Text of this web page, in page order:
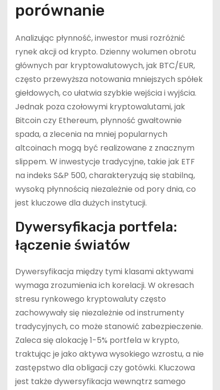
porównanie
Analizując płynność, inwestor musi rozróżnić
rynek akcji od krypto. Dzienny wolumen obrotu
głównych par kryptowalutowych, jak BTC/EUR,
często przewyższa notowania mniejszych spółek
giełdowych, co ułatwia szybkie wejścia i wyjścia.
Jednak poza czołowymi kryptowalutami, jak
Bitcoin czy Ethereum, płynność gwałtownie
spada, a zlecenia na mniej popularnych
altcoinach mogą być realizowane z znacznym
slippem. W inwestycje tradycyjne, takie jak ETF
na indeks S&P 500, charakteryzują się stabilną,
wysoką płynnością niezależnie od pory dnia, co
jest kluczowe dla dużych instytucji.
Dywersyfikacja portfela:
łączenie światów
Dywersyfikacja między tymi klasami aktywami
wymaga zrozumienia ich korelacji. W okresach
stresu rynkowego kryptowaluty często
zachowywały się niezależnie od instrumenty
tradycyjnych, co może stanowić zabezpieczenie.
Zaleca się alokację 1-5% portfela w krypto,
traktując je jako aktywa wysokiego wzrostu, a nie
zastępstwo dla obligacji czy gotówki. Kluczowa
jest także dywersyfikacja wewnątrz samego